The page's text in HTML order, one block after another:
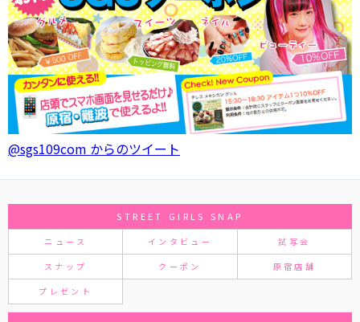
@sgs109com からのツイート
STREET GIRLS SNAP
ニュース インタビュー 試写会
スナップ クーポン 原宿店舗
プレゼント